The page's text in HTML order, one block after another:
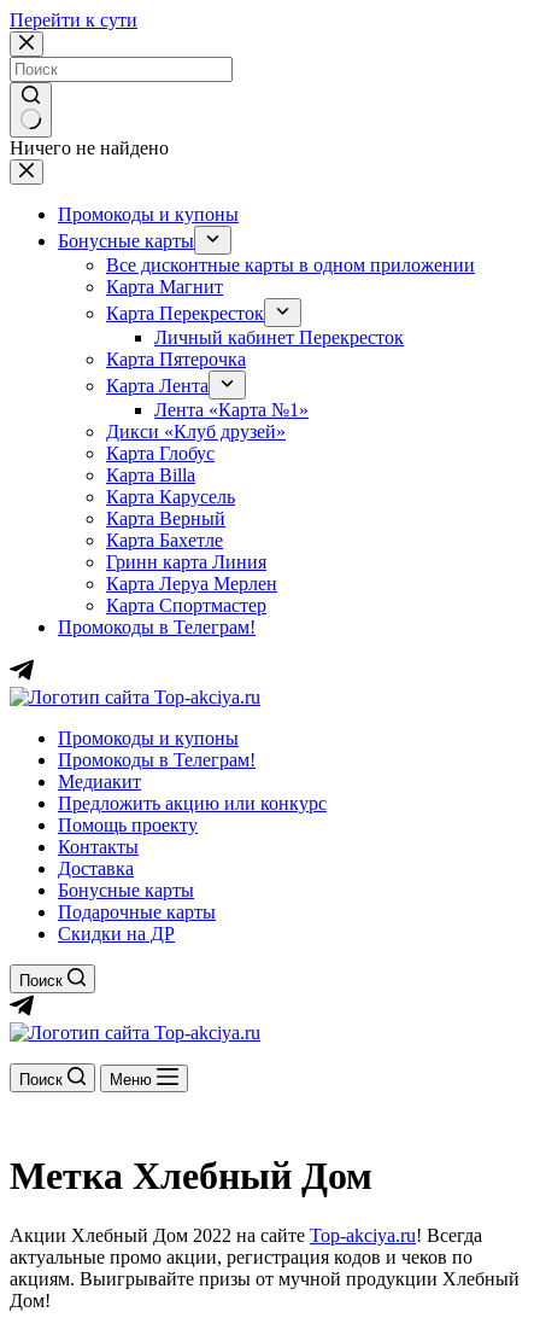
Перейти к сути
Ничего не найдено
Промокоды и купоны
Бонусные карты
Все дисконтные карты в одном приложении
Карта Магнит
Карта Перекресток
Личный кабинет Перекресток
Карта Пятерочка
Карта Лента
Лента «Карта №1»
Дикси «Клуб друзей»
Карта Глобус
Карта Billa
Карта Карусель
Карта Верный
Карта Бахетле
Гринн карта Линия
Карта Леруа Мерлен
Карта Спортмастер
Промокоды в Телеграм!
Промокоды и купоны
Промокоды в Телеграм!
Медиакит
Предложить акцию или конкурс
Помощь проекту
Контакты
Доставка
Бонусные карты
Подарочные карты
Скидки на ДР
Поиск
Поиск Меню
Метка Хлебный Дом
Акции Хлебный Дом 2022 на сайте Top-akciya.ru! Всегда
актуальные промо акции, регистрация кодов и чеков по
акциям. Выигрывайте призы от мучной продукции Хлебный
Дом!